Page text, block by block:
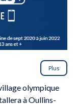
Plus
olympique
à Oullins-